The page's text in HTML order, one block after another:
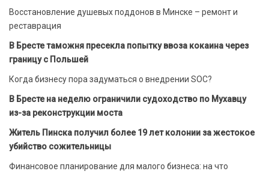
Восстановление душевых поддонов в Минске – ремонт и
реставрация
В Бресте таможня пресекла попытку ввоза кокаина через
границу с Польшей
Когда бизнесу пора задуматься о внедрении SOC?
В Бресте на неделю ограничили судоходство по Мухавцу
из-за реконструкции моста
Житель Пинска получил более 19 лет колонии за жестокое
убийство сожительницы
Финансовое планирование для малого бизнеса: на что